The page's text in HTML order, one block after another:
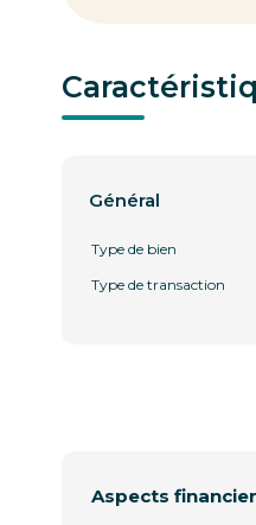
Général
Type de bien
Type de transaction
Aspects